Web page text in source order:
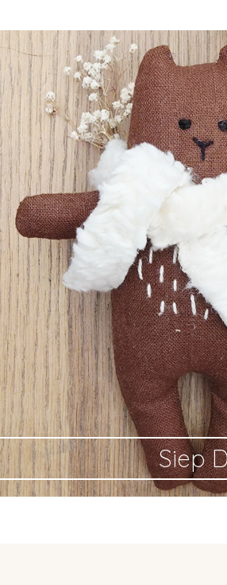
Siep